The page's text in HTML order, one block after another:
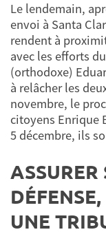
Le lendemain,
envoi à Santa
rendent à
avec les efforts
(orthodoxe)
à relâcher les
novembre, le
citoyens Enrique
5 décembre, ils
ASSURER
UNE